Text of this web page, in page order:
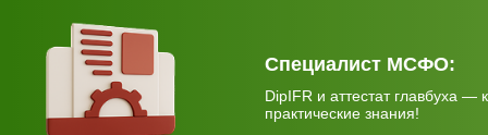
Специалист МСФО:
DipIFR и аттестат главбуха —
практические знания!